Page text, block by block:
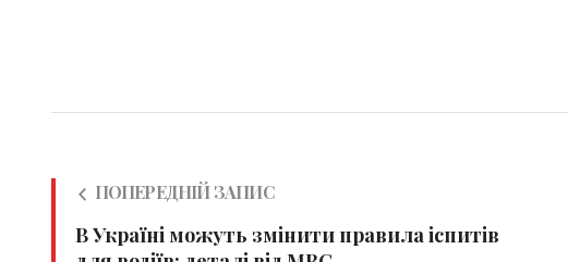
ПОПЕРЕДНІЙ ЗАПИС
В Україні можуть змінити правила іспитів